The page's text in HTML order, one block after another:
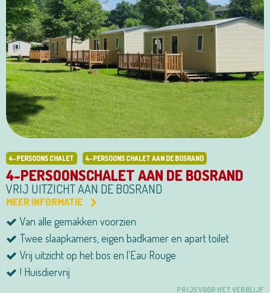
4-PERSOONS CHALET 4-PERSOONS CHALET AAN DE BOSRAND
4-PERSOONSCHALET AAN DE BOSRAND
VRIJ UITZICHT AAN DE BOSRAND
MEER INFORMATIE
Van alle gemakken voorzien
Twee slaapkamers, eigen badkamer en apart toilet
Vrij uitzicht op het bos en l'Eau Rouge
! Huisdiervrij
PRIJS VOOR HET VERBLIJF